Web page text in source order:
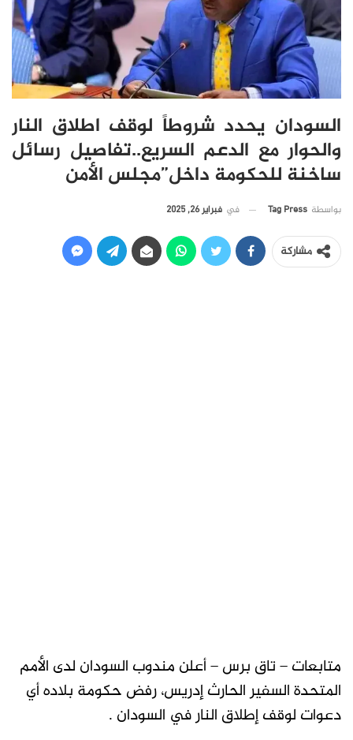
السودان يحدد شروطاً لوقف اطلاق النار
والحوار مع الدعم السريع..تفاصيل رسائل
ساخنة للحكومة داخل”مجلس الأمن
بواسطة Tag Press في فبراير 26, 2025
مشاركة
متابعات – تاق برس – أعلن مندوب السودان لدى الأمم
المتحدة السفير الحارث إدريس، رفض حكومة بلاده أي
دعوات لوقف إطلاق النار في السودان .